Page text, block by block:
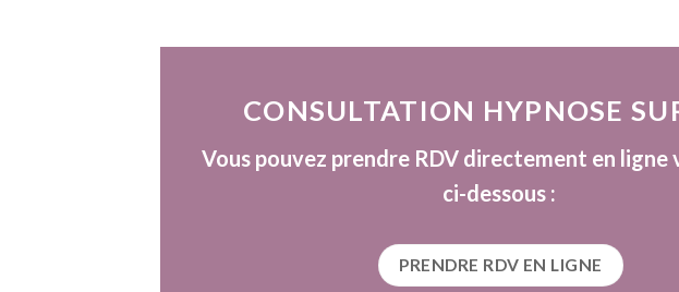
CONSULTATION HYPNOSE
Vous pouvez prendre RDV directement en ligne
ci-dessous :
PRENDRE RDV EN LIGNE